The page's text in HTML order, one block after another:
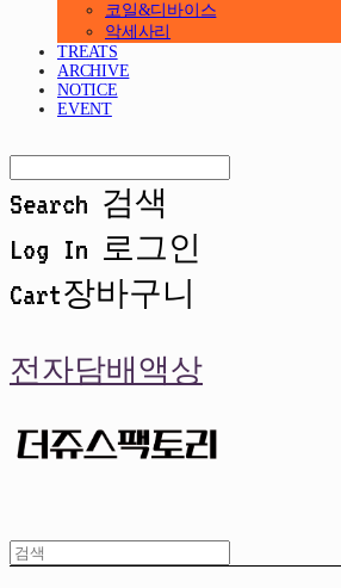
코일&디바이스
악세사리
TREATS
ARCHIVE
NOTICE
EVENT
Search 검색
Log In 로그인
Cart장바구니
전자담배액상